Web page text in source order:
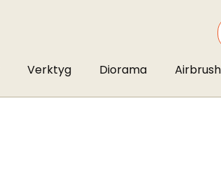
Verktyg Diorama Airbrush